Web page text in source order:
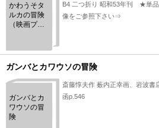
かわうそタ
ルカの冒険
（映画プレ
B4 二つ折り 昭和53年刊 ★単
像をご参照下さい⇒
https://www.dropbox.com/s/
ガンバとカワウソの冒険
ガンバとカ
ワウソの冒
険
斎藤惇夫作 薮内正幸画、岩波書
函p.546